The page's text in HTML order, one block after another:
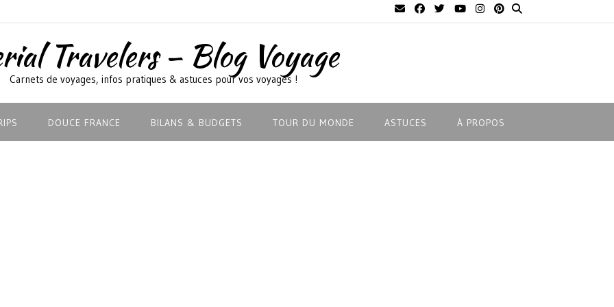
Travelers – Blog Voyage
Carnets de voyages, infos pratiques & astuces pour vos voyages !
DOUCE FRANCE BILANS & BUDGETS TOUR DU MONDE ASTUCES À PROPOS